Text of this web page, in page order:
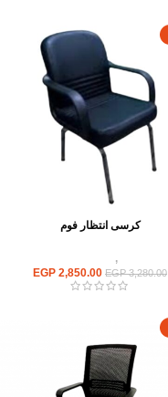
كرسى انتظار فوم
,
EGP3,280.00
EGP 2,850.00